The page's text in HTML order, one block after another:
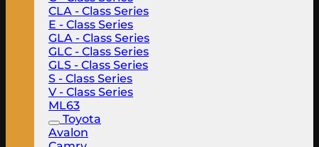
CLA - Class Series
E - Class Series
GLA - Class Series
GLC - Class Series
GLS - Class Series
S - Class Series
V - Class Series
ML63
Toyota
Avalon